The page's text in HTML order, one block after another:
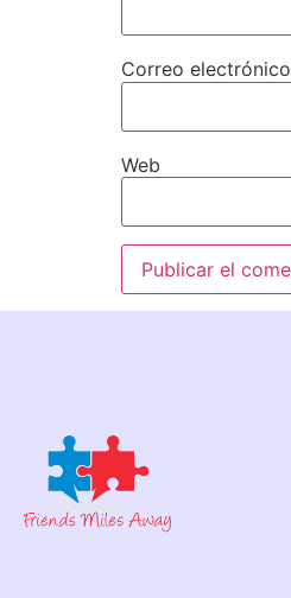
Correo electrónico
Web